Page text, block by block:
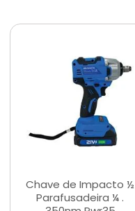
Chave de Impacto ½
Parafusadeira ¼ .